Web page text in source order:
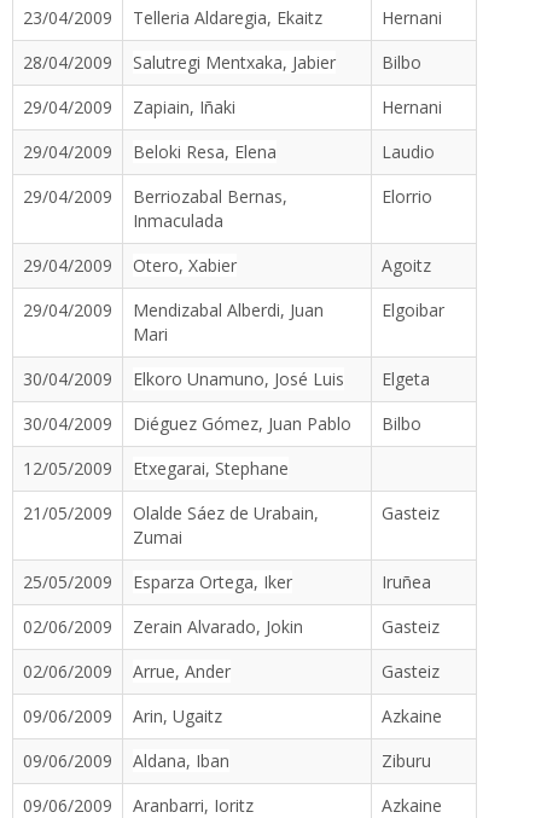
23/04/2009
Telleria Aldaregia, Ekaitz
Hernani
28/04/2009
Salutregi Mentxaka, Jabier
Bilbo
29/04/2009
Zapiain, Iñaki
Hernani
29/04/2009
Beloki Resa, Elena
Laudio
29/04/2009
Berriozabal Bernas,
Inmaculada
Elorrio
29/04/2009 Otero, Xabier
Agoitz
29/04/2009
Mendizabal Alberdi, Juan
Mari
Elgoibar
30/04/2009 Elkoro Unamuno, José Luis
Elgeta
30/04/2009
Diéguez Gómez, Juan Pablo
Bilbo
12/05/2009
Etxegarai, Stephane
21/05/2009
Olalde Sáez de Urabain,
Zumai
Gasteiz
25/05/2009 Esparza Ortega, Iker
Iruñea
02/06/2009
Zerain Alvarado, Jokin
Gasteiz
02/06/2009
Arrue, Ander
Gasteiz
09/06/2009
Arin, Ugaitz
Azkaine
09/06/2009
Aldana, Iban
Ziburu
09/06/2009
Aranbarri, Ioritz
Azkaine